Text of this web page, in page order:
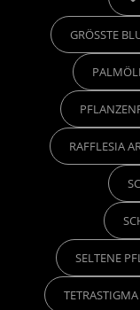
GRÖSSTE
RAFFLESIA
SELTENE